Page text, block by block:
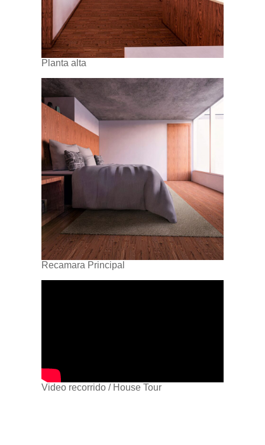
Planta alta
Recamara Principal
Video recorrido / House Tour